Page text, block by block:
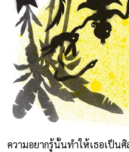
ความอยากรู้นั้นทำให้เธอเป็น